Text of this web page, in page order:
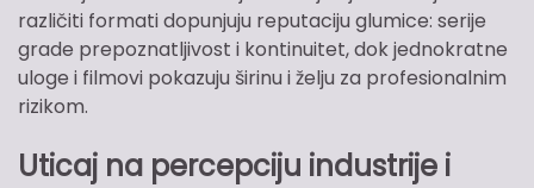
različiti formati dopunjuju reputaciju glumice: serije
grade prepoznatljivost i kontinuitet, dok jednokratne
uloge i filmovi pokazuju širinu i želju za profesionalnim
rizikom.
Uticaj na percepciju industrije i